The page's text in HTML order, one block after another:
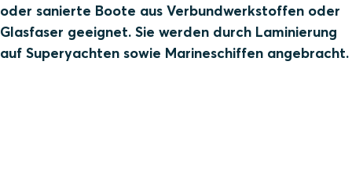
oder sanierte Boote aus Verbundwerkstoffen oder
Glasfaser geeignet. Sie werden durch Laminierung
auf Superyachten sowie Marineschiffen angebracht.